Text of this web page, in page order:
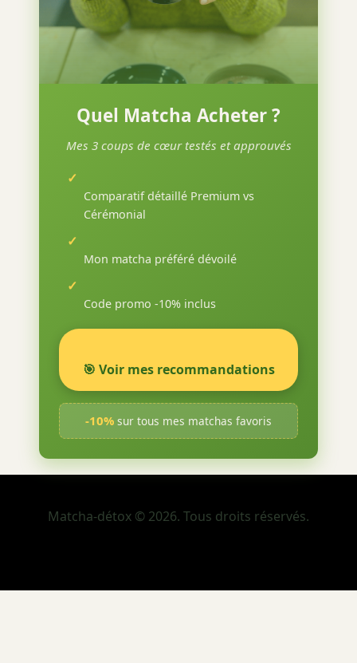
Quel Matcha Acheter ?
Mes 3 coups de cœur testés et approuvés
✓
Comparatif détaillé Premium vs
Cérémonial
✓
Mon matcha préféré dévoilé
✓
Code promo -10% inclus
🎯 Voir mes recommandations
-10% sur tous mes matchas favoris
Matcha-détox © 2026. Tous droits réservés.